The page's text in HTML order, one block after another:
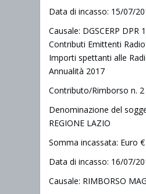
Data di incasso: 15/07/
Causale: DGSCERP DPR
Contributi Emittenti
Importi spettanti alle
Annualità 2017
Contributo/Rimborso n. 2
Denominazione del
REGIONE LAZIO
Somma incassata: Euro
Data di incasso: 16/07/
Causale: RIMBORSO